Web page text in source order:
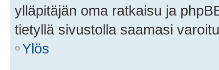
ylläpitäjän oma ratkaisu ja
tietyllä sivustolla saamasi
Ylös